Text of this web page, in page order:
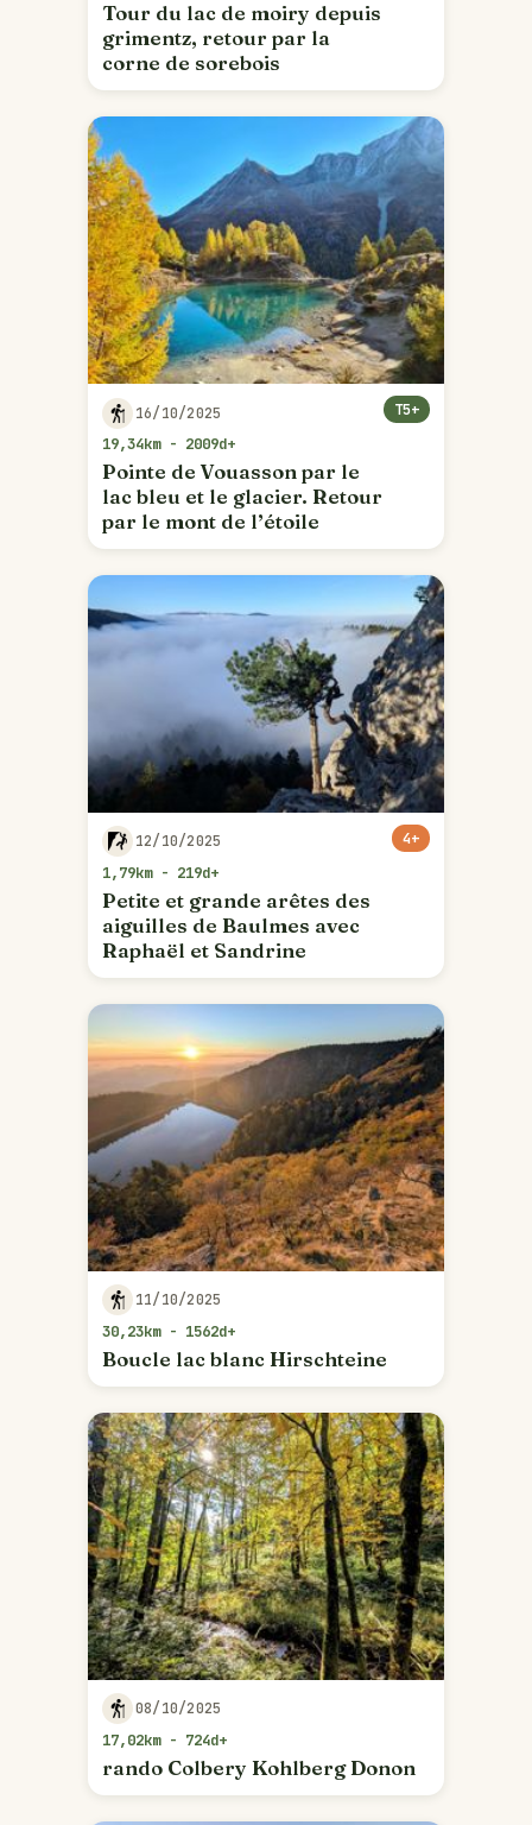
Tour du lac de moiry depuis
grimentz, retour par la
corne de sorebois
16/10/2025
19,34km - 2009d+
Pointe de Vouasson par le
lac bleu et le glacier. Retour
par le mont de l’étoile
T5+
12/10/2025
1,79km - 219d+
Petite et grande arêtes des
aiguilles de Baulmes avec
Raphaël et Sandrine
4+
11/10/2025
30,23km - 1562d+
Boucle lac blanc Hirschteine
08/10/2025
17,02km - 724d+
rando Colbery Kohlberg Donon